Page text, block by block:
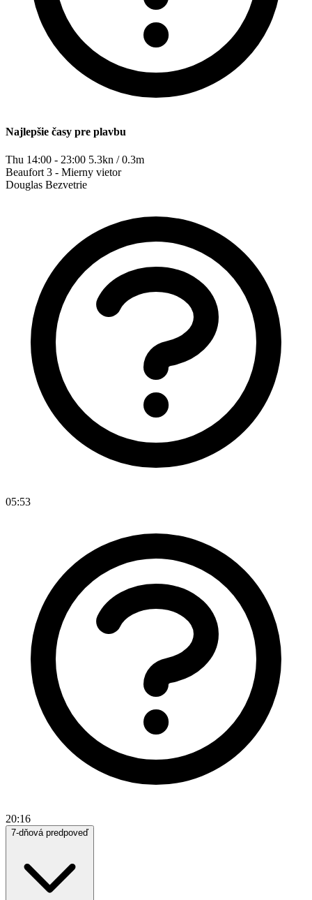
Najlepšie časy pre plavbu
Thu 14:00 - 23:00 5.3kn / 0.3m
Beaufort 3 - Mierny vietor
Douglas Bezvetrie
05:53
20:16
7-dňová predpoveď